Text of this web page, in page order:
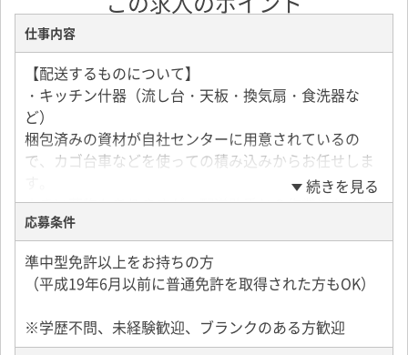
仕事内容
【配送するものについて】
・キッチン什器（流し台・天板・換気扇・食洗器な
ど）
梱包済みの資材が自社センターに用意されているの
で、カゴ台車などを使っての積み込みからお任せしま
大きい荷物もありますが、配送助手との作業になるの
でご安心ください。
・大手アパレルブランド商品
自社から20分ほどの距離にある倉庫から配送をスター
トします。
務があるのでマンネリせず働けます。
続きを見る
応募条件
準中型免許以上をお持ちの方
（平成19年6月以前に普通免許を取得された方もOK）
※学歴不問、未経験歓迎、ブランクのある方歓迎